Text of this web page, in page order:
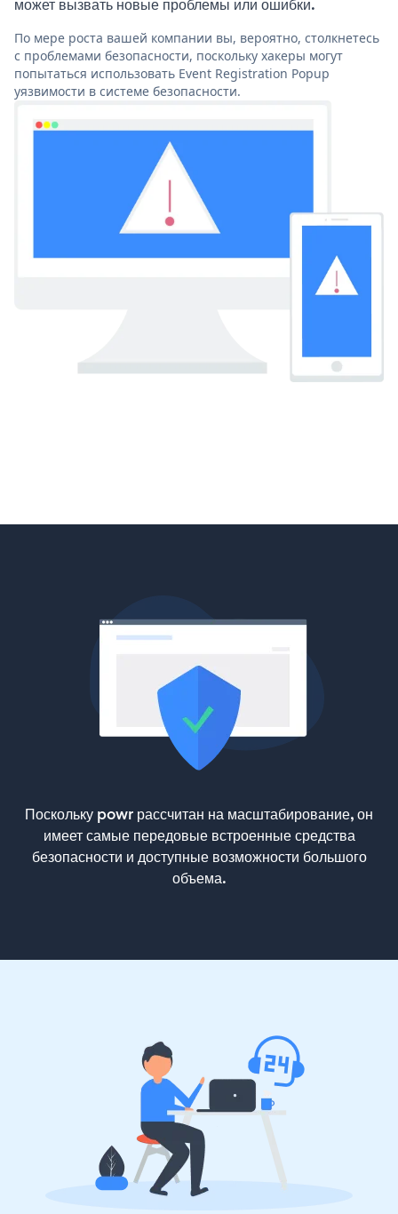
может вызвать новые проблемы или ошибки.
По мере роста вашей компании вы, вероятно, столкнетесь
с проблемами безопасности, поскольку хакеры могут
попытаться использовать Event Registration Popup
уязвимости в системе безопасности.
Поскольку powr рассчитан на масштабирование, он
имеет самые передовые встроенные средства
безопасности и доступные возможности большого
объема.